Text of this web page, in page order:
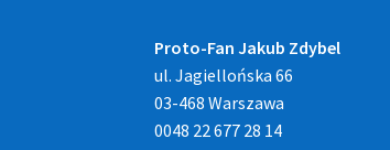
Proto-Fan Jakub Zdybel
ul. Jagiellońska 66
03-468 Warszawa
0048 22 677 28 14